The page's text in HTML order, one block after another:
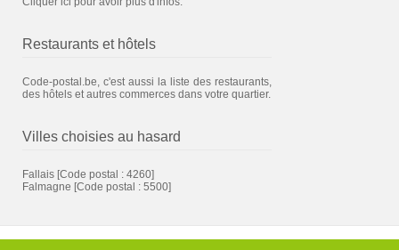
Restaurants et hôtels
Code-postal.be, c'est aussi la liste des restaurants,
des hôtels et autres commerces dans votre quartier.
Villes choisies au hasard
Fallais [Code postal : 4260]
Falmagne [Code postal : 5500]